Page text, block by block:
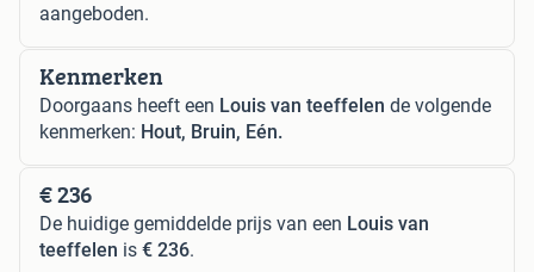
aangeboden.
Kenmerken
Doorgaans heeft een Louis van teeffelen de volgende
kenmerken: Hout, Bruin, Eén.
€ 236
De huidige gemiddelde prijs van een Louis van
teeffelen is € 236.